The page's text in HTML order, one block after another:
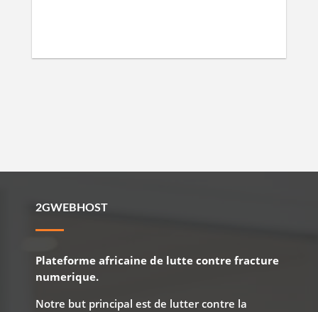
2GWEBHOST
Plateforme africaine de lutte contre fracture
numerique.
Notre but principal est de lutter contre la